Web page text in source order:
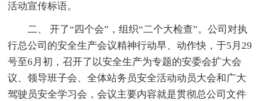
活动宣传标语。
二、 开了“四个会”，组织“二个大检查”。公司对执
行总公司的安全生产会议精神行动早、动作快，于5月29
号至6月初，召开了以安全生产为专题的安委会扩大会
议、领导班子会、全体站务员安全活动动员大会和广大
驾驶员安全学习会，会议主要内容就是贯彻总公司文件